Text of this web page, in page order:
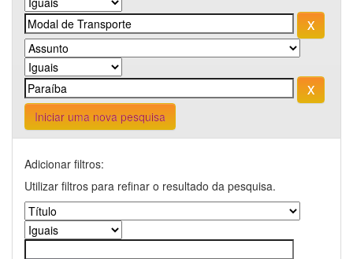
Iniciar uma nova pesquisa
Adicionar filtros:
Utilizar filtros para refinar o resultado da pesquisa.